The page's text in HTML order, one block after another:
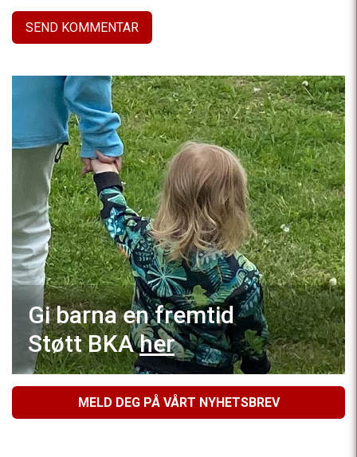
Gi barna en fremtid
Støtt BKAher
MELD DEG PÅ VÅRT NYHETSBREV